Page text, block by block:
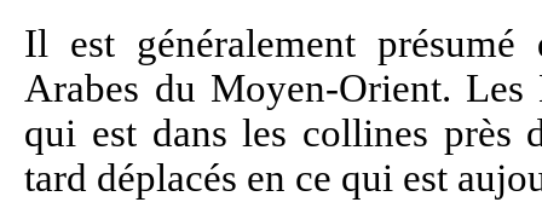
Il est généralement
Arabes du Moyen-Orient.
qui est dans les collines près
tard déplacés en ce qui est